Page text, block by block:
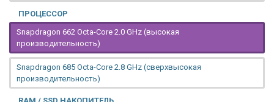
ПРОЦЕССОР
Snapdragon 662 Octa-Core 2.0 GHz (высокая
производительность)
Snapdragon 685 Octa-Core 2.8 GHz (сверхвысокая
производительность)